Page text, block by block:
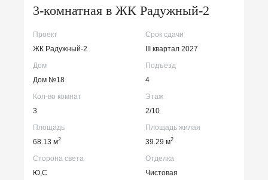
3-комнатная в ЖК Радужный-2
Проект
ЖК Радужный-2
Срок сдачи
III квартал 2027
Дом
Дом №18
Подъезд
4
Кол-во комнат
3
Этаж
2/10
Площадь
68.13 м2
Площадь жилая
39.29 м2
Сторона света
Ю,С
Отделка
Чистовая